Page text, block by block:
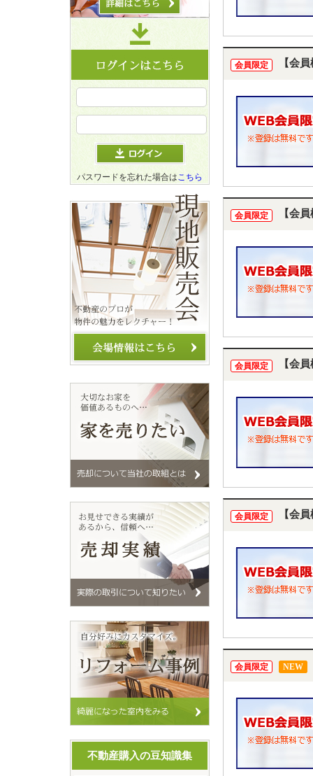
会員限定 【会
会員限定 【会
会員限定 【会
会員限定 【会
会員限定 NEW
パスワードを忘れた場合はこちら
不動産購入の豆知識集